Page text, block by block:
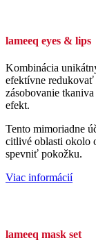
lameeq eyes & lips
Kombinácia
efektívne redukovať
zásobovanie
efekt.
Tento mimoriadne
citlivé oblasti okolo
spevniť pokožku.
Viac informácií
lameeq mask set